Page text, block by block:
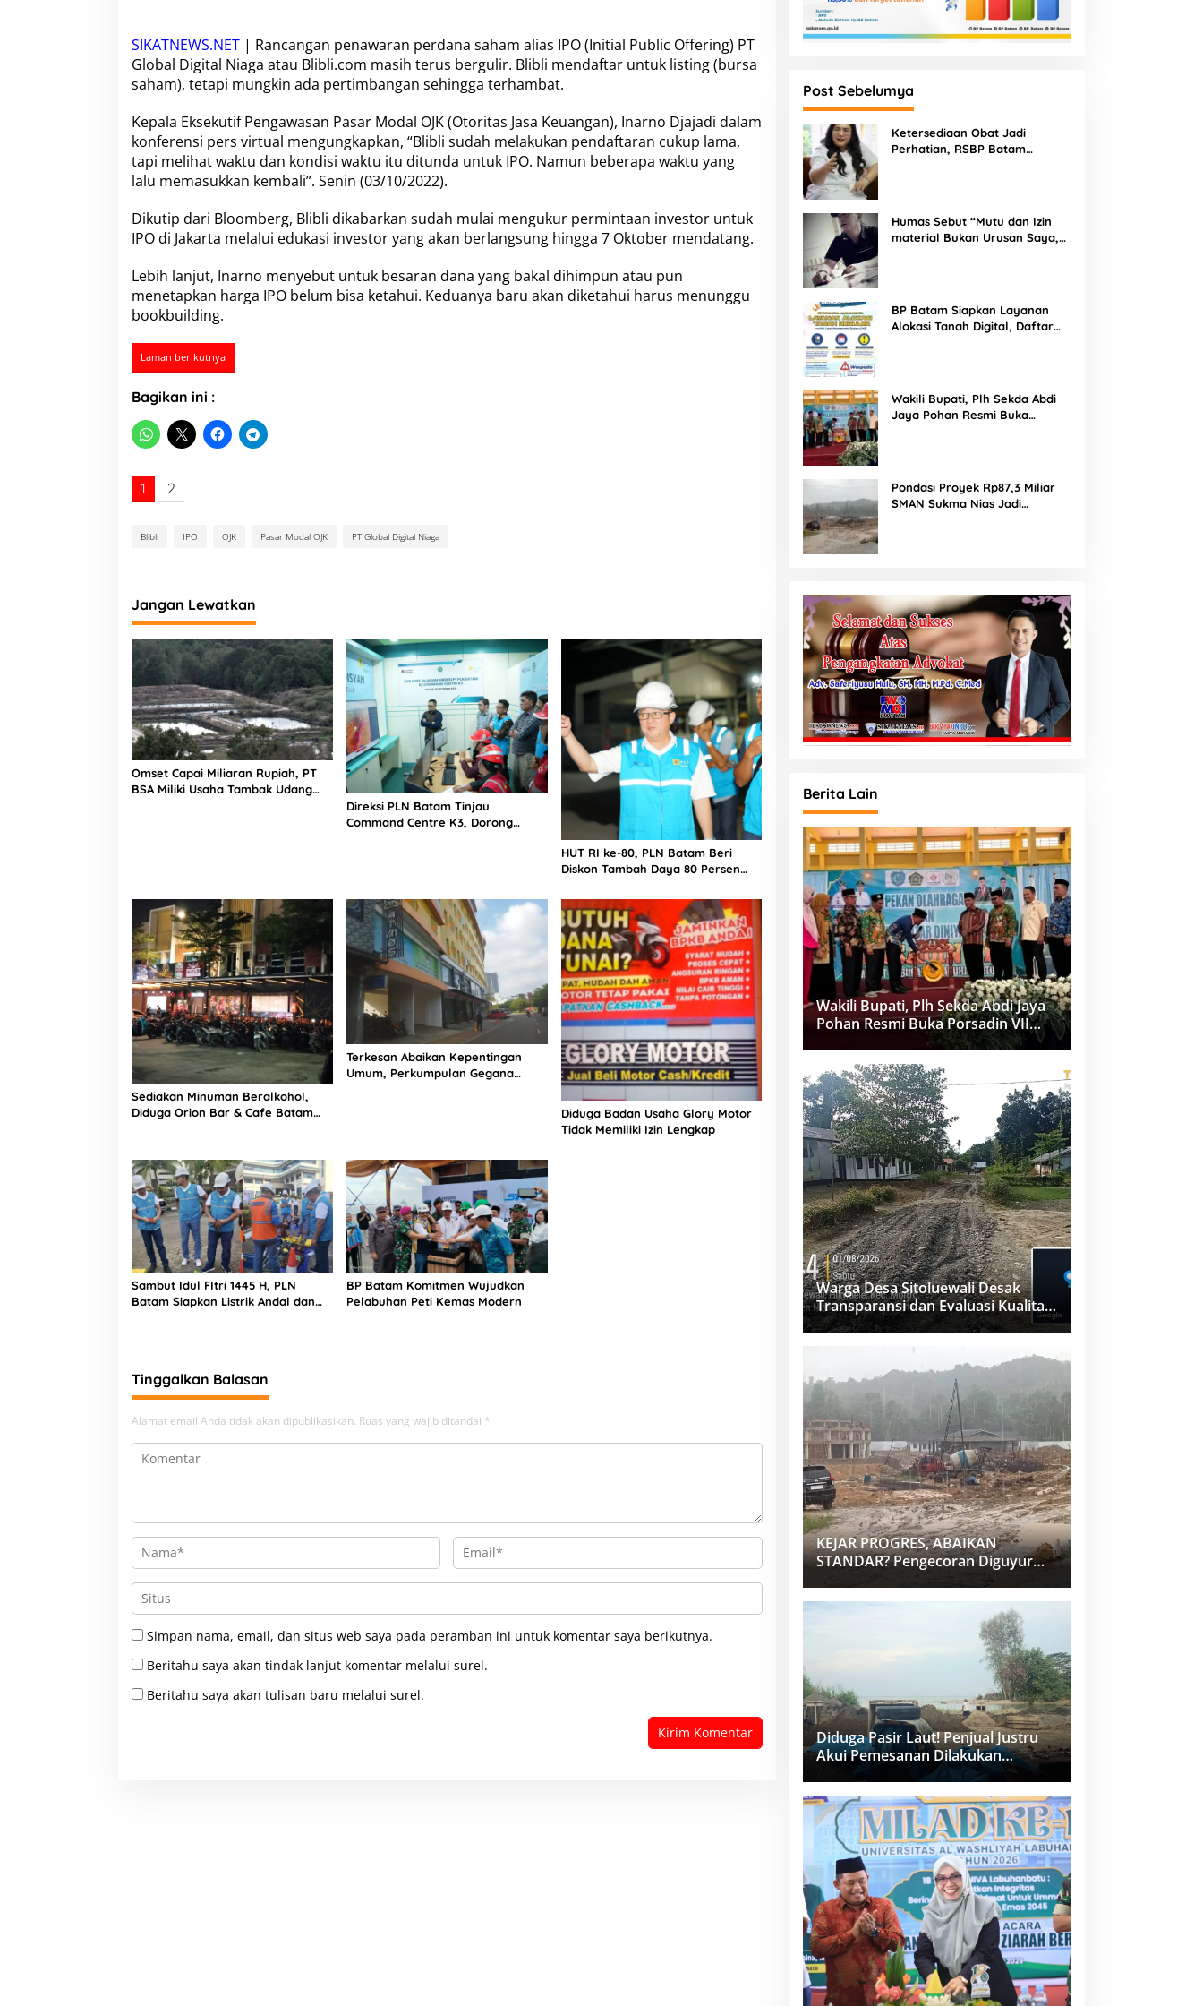
h
B
e
r
a
n
j
u
t
r
o
s
s
U
n
t
i
M
o
a
l
SIKATNEWS.NET | Rancangan penawaran perdana saham alias IPO(Initial Public Offering) PT
Global Digital Niaga atau Blibli.com masih terus bergulir. Blibli mendaftar untuk listing(bursa
saham), tetapi mungkin ada pertimbangan sehingga terhambat.
Kepala Eksekutif Pengawasan Pasar Modal OJK(Otoritas Jasa Keuangan), Inarno Djajadi dalam
konferensi pers virtual mengungkapkan, “Blibli sudah melakukan pendaftaran cukup lama,
tapi melihat waktu dan kondisi waktu itu ditunda untuk IPO. Namun beberapa waktu yang
lalu memasukkan kembali”. Senin (03/10/2022).
Dikutip dari Bloomberg, Blibli dikabarkan sudah mulai mengukur permintaan investor untuk
IPO di Jakarta melalui edukasi investor yang akan berlangsung hingga 7 Oktober mendatang.
Lebih lanjut, Inarno menyebut untuk besaran dana yang bakal dihimpun atau pun
menetapkan harga IPO belum bisa ketahui. Keduanya baru akan diketahui harus menunggu
bookbuilding.
Laman berikutnya
Bagikan ini :
1 2
Blibli IPO OJK Pasar Modal OJK PT Global Digital Niaga
Jangan Lewatkan
Omset Capai Miliaran Rupiah, PT
BSA Miliki Usaha Tambak Udang
Direksi PLN Batam Tinjau
Command Centre K3, Dorong
HUT RI ke-80, PLN Batam Beri
Diskon Tambah Daya 80 Persen
Sediakan Minuman Beralkohol,
Diduga Orion Bar & Cafe Batam
Terkesan Abaikan Kepentingan
Umum, Perkumpulan Gegana
Diduga Badan Usaha Glory Motor
Tidak Memiliki Izin Lengkap
Sambut Idul FItri 1445 H, PLN
Batam Siapkan Listrik Andal dan
BP Batam Komitmen Wujudkan
Pelabuhan Peti Kemas Modern
Tinggalkan Balasan
Alamat email Anda tidak akan dipublikasikan. Ruas yang wajib ditandai *
Simpan nama, email, dan situs web saya pada peramban ini untuk komentar saya berikutnya.
Beritahu saya akan tindak lanjut komentar melalui surel.
Beritahu saya akan tulisan baru melalui surel.
Post Sebelumya
Ketersediaan Obat Jadi
Perhatian, RSBP Batam
Humas Sebut “Mutu dan Izin
material Bukan Urusan Saya,
BP Batam Siapkan Layanan
Alokasi Tanah Digital, Daftar
Wakili Bupati, Plh Sekda Abdi
Jaya Pohan Resmi Buka
Pondasi Proyek Rp87,3 Miliar
SMAN Sukma Nias Jadi
Berita Lain
Wakili Bupati, Plh Sekda Abdi Jaya
Pohan Resmi Buka Porsadin VII
Kabupaten Labuhanbatu
Warga Desa Sitoluewali Desak
Transparansi dan Evaluasi Kualitas
Proyek Jalan, Diduga Minim
KEJAR PROGRES, ABAIKAN
STANDAR? Pengecoran Diguyur
Hujan di Proyek Rp87,34 Miliar
Sukma Nias, Konsultan, Pengawas
dan PPK Bungkam
Diduga Pasir Laut! Penjual Justru
Akui Pemesanan Dilakukan
Langsung Humas Proyek Sukma